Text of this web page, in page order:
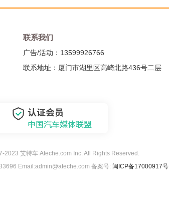
联系我们
广告/活动：13599926766
联系地址：厦门市湖里区高崎北路436号二层
2023 艾特车 Ateche.com Inc. All Rights Reserved.
Email:admin@ateche.com 备案号: 闽ICP备17000917号